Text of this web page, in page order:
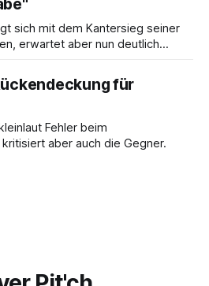
sich mit dem Kantersieg seiner
erwartet aber nun deutlich
für
Fehler beim
aber auch die Gegner.